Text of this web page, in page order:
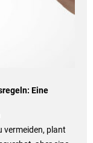
Eine
vermeiden, plant